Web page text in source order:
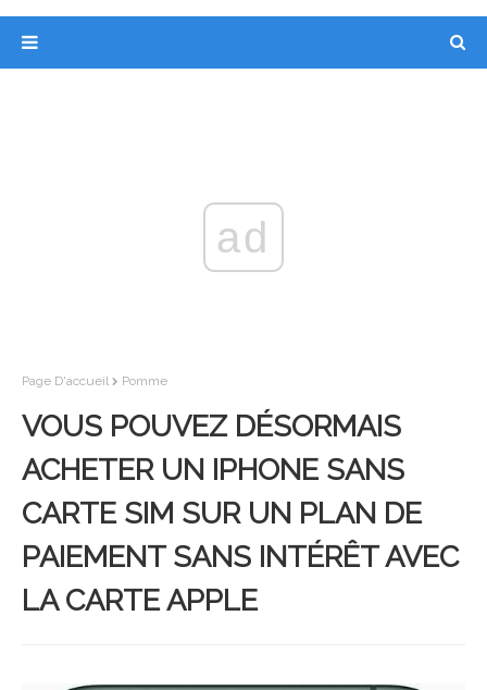
ad
Page D'accueil Pomme
VOUS POUVEZ DÉSORMAIS
ACHETER UN IPHONE SANS
CARTE SIM SUR UN PLAN DE
PAIEMENT SANS INTÉRÊT AVEC
LA CARTE APPLE